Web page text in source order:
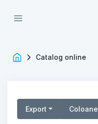
Catalog online
Export Coloane